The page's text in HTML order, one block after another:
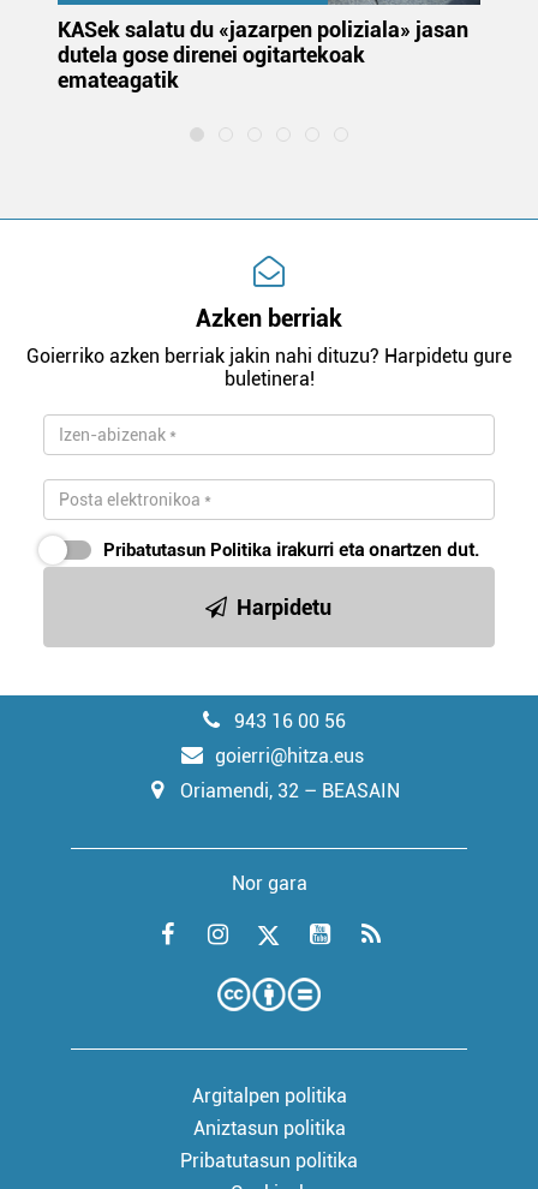
KASek salatu du «jazarpen poliziala» jasan
dutela gose direnei ogitartekoak
emateagatik
Azken berriak
Goierriko azken berriak jakin nahi dituzu? Harpidetu gure
buletinera!
Pribatutasun Politika irakurri eta onartzen dut.
Harpidetu
943 16 00 56
goierri@hitza.eus
Oriamendi, 32 – BEASAIN
Nor gara
Argitalpen politika
Aniztasun politika
Pribatutasun politika